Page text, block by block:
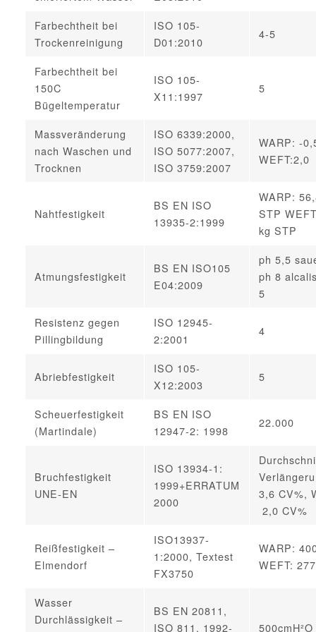
Farbechtheit bei
Trockenreinigung
ISO 105-
D01:2010
4-5
Farbechtheit bei
150C
Bügeltemperatur
ISO 105-
X11:1997
5
Massveränderung
nach Waschen und
Trocknen
ISO 6339:2000,
ISO 5077:2007,
ISO 3759:2007
WARP: -
WEFT:2,0
Nahtfestigkeit
BS EN ISO
13935-2:1999
WARP:
STP
kg STP
Atmungsfestigkeit
BS EN ISO105
E04:2009
ph 5,5
ph 8
5
Resistenz gegen
Pillingbildung
ISO 12945-
2:2001
4
Abriebfestigkeit
ISO 105-
X12:2003
5
Scheuerfestigkeit
(Martindale)
BS EN ISO
12947-2: 1998
22.000
Bruchfestigkeit
UNE-EN
ISO 13934-1:
1999+ERRATUM
2000
3,6 CV%,
2,0 CV%
Reißfestigkeit –
Elmendorf
ISO13937-
1:2000, Textest
FX3750
WARP:
WEFT:
Wasser
Durchlässigkeit –
BS EN 20811,
ISO 811, 1992-
500cmH²O